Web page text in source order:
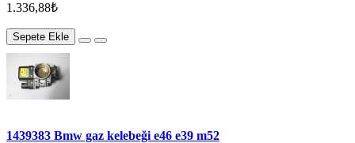
1.336,88₺
Sepete Ekle
1439383 Bmw gaz kelebeği e46 e39 m52